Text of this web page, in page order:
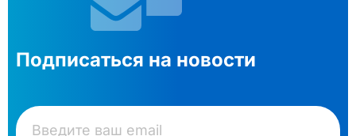
Подписаться на новости